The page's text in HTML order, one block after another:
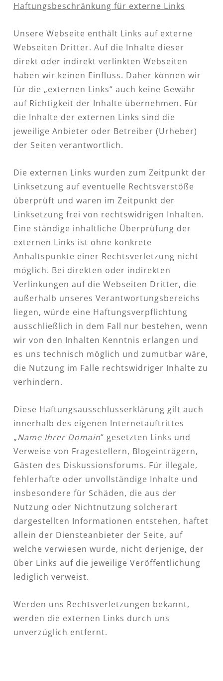
Haftungsbeschränkung für externe Links
Unsere Webseite enthält Links auf externe
Webseiten Dritter. Auf die Inhalte dieser
direkt oder indirekt verlinkten Webseiten
haben wir keinen Einfluss. Daher können wir
für die „externen Links“ auch keine Gewähr
auf Richtigkeit der Inhalte übernehmen. Für
die Inhalte der externen Links sind die
jeweilige Anbieter oder Betreiber (Urheber)
der Seiten verantwortlich.
Die externen Links wurden zum Zeitpunkt der
Linksetzung auf eventuelle Rechtsverstöße
überprüft und waren im Zeitpunkt der
Linksetzung frei von rechtswidrigen Inhalten.
Eine ständige inhaltliche Überprüfung der
externen Links ist ohne konkrete
Anhaltspunkte einer Rechtsverletzung nicht
möglich. Bei direkten oder indirekten
Verlinkungen auf die Webseiten Dritter, die
außerhalb unseres Verantwortungsbereichs
liegen, würde eine Haftungsverpflichtung
ausschließlich in dem Fall nur bestehen, wenn
wir von den Inhalten Kenntnis erlangen und
es uns technisch möglich und zumutbar wäre,
die Nutzung im Falle rechtswidriger Inhalte zu
verhindern.
Diese Haftungsausschlusserklärung gilt auch
innerhalb des eigenen Internetauftrittes
„Name Ihrer Domain“ gesetzten Links und
Verweise von Fragestellern, Blogeinträgern,
Gästen des Diskussionsforums. Für illegale,
fehlerhafte oder unvollständige Inhalte und
insbesondere für Schäden, die aus der
Nutzung oder Nichtnutzung solcherart
dargestellten Informationen entstehen, haftet
allein der Diensteanbieter der Seite, auf
welche verwiesen wurde, nicht derjenige, der
über Links auf die jeweilige Veröffentlichung
lediglich verweist.
Werden uns Rechtsverletzungen bekannt,
werden die externen Links durch uns
unverzüglich entfernt.